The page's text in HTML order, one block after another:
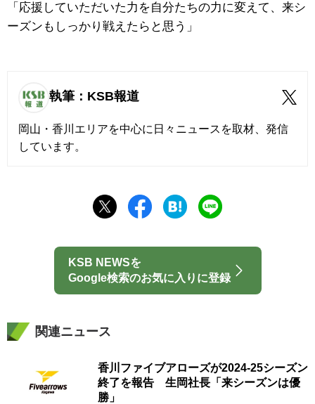
「応援していただいた力を自分たちの力に変えて、来シ
ーズンもしっかり戦えたらと思う」
執筆：KSB報道
岡山・香川エリアを中心に日々ニュースを取材、発信
しています。
KSB NEWSを
Google検索のお気に入りに登録
関連ニュース
香川ファイブアローズが2024-25シーズン
終了を報告 生岡社長「来シーズンは優
勝」